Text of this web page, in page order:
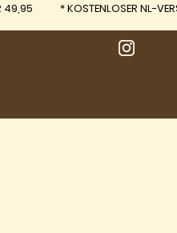
49,95 *KOSTENLOSER NL-